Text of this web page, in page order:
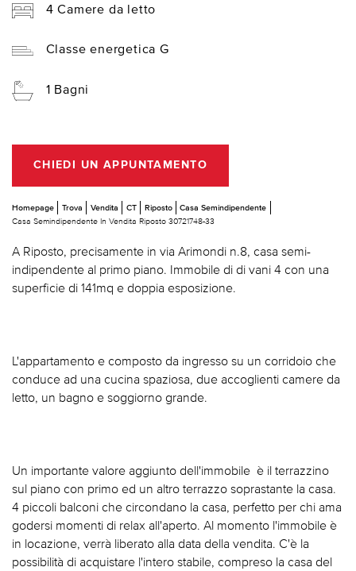
4 Camere da letto
Classe energetica G
1 Bagni
CHIEDI UN APPUNTAMENTO
Homepage Trova Vendita CT Riposto
Casa Semindipendente
Casa Semindipendente In Vendita Riposto 30721748-33
A Riposto, precisamente in via Arimondi n.8, casa semi-
indipendente al primo piano. Immobile di di vani 4 con una
superficie di 141mq e doppia esposizione.
L'appartamento e composto da ingresso su un corridoio che
conduce ad una cucina spaziosa, due accoglienti camere da
letto, un bagno e soggiorno grande.
Un importante valore aggiunto dell'immobile è il terrazzino
sul piano con primo ed un altro terrazzo soprastante la casa.
4 piccoli balconi che circondano la casa, perfetto per chi ama
godersi momenti di relax all'aperto. Al momento l'immobile è
in locazione, verrà liberato alla data della vendita. C'è la
possibilità di acquistare l'intero stabile, compreso la casa del